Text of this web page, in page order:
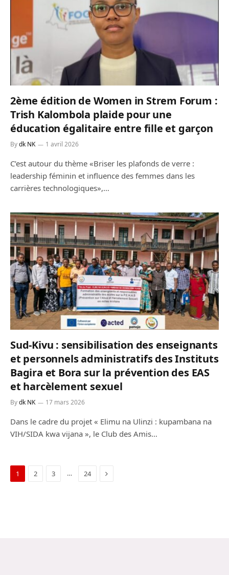
2ème édition de Women in Strem Forum :
Trish Kalombola plaide pour une
éducation égalitaire entre fille et garçon
Bydk NK 1 avril 2026
C’est autour du thème «Briser les plafonds de verre :
leadership féminin et influence des femmes dans les
carrières technologiques»,…
Sud-Kivu : sensibilisation des enseignants
et personnels administratifs des Instituts
Bagira et Bora sur la prévention des EAS
et harcèlement sexuel
Bydk NK 17 mars 2026
Dans le cadre du projet « Elimu na Ulinzi : kupambana na
VIH/SIDA kwa vijana », le Club des Amis…
1 2 3 … 24 Next